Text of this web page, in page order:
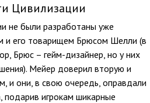
Цивилизации
не были разработаны уже
и его товарищем Брюсом Шелли (в
Брюс – гейм-дизайнер, но у них
Мейер доверил вторую и
и они, в свою очередь, оправдали
подарив игрокам шикарные